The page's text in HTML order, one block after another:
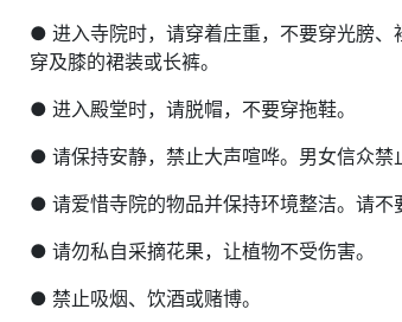
● 进入寺院时，请穿着庄重，不要穿光膀
穿及膝的裙装或长裤。
● 进入殿堂时，请脱帽，不要穿拖鞋。
● 请保持安静，禁止大声喧哗。男女信众禁
● 请爱惜寺院的物品并保持环境整洁。请不
● 请勿私自采摘花果，让植物不受伤害。
● 禁止吸烟、饮酒或赌博。